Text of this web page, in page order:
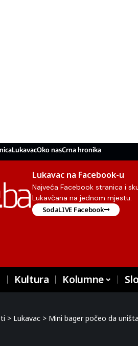
LukavacOko nasCrna hronika
Lukavac na Facebook-u
Najveća Facebook stranica i
Lukavčana na jednom mjestu.
SodaLIVE Facebook
Kultura Kolumne
> Lukavac > Mini bager počeo da